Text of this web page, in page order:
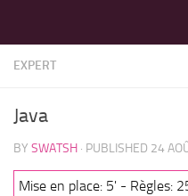
EXPERT
Java
BY SWATSH · PUBLISHED 24
Mise en place: 5' - Règles: